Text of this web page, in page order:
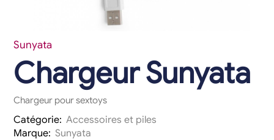
Sunyata
Chargeur Sunyata
Chargeur pour sextoys
Catégorie: Accessoires et piles
Marque: Sunyata